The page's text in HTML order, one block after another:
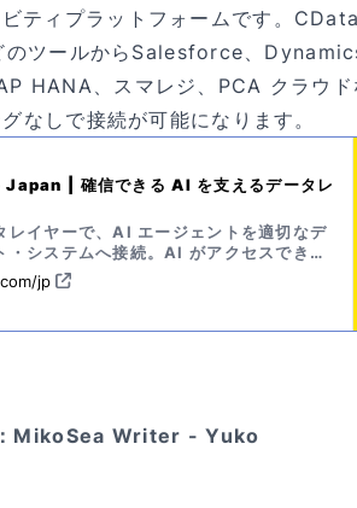
ビティプラットフォームです。
のツールからSalesforce、
HANA、スマレジ、PCA クラウ
なしで接続が可能になります。
| 確信できる AI を支えるデータレ
レイヤーで、AI エージェントを適切なデ
・システムへ接続。AI がアクセスできる
ストを抑えられます。
jp
MikoSea Writer - Yuko